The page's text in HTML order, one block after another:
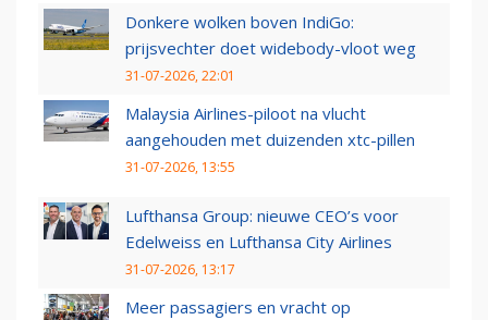
Donkere wolken boven IndiGo:
prijsvechter doet widebody-vloot weg
31-07-2026, 22:01
Malaysia Airlines-piloot na vlucht
aangehouden met duizenden xtc-pillen
31-07-2026, 13:55
Lufthansa Group: nieuwe CEO’s voor
Edelweiss en Lufthansa City Airlines
31-07-2026, 13:17
Meer passagiers en vracht op